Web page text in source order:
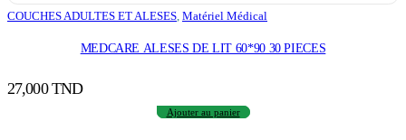
COUCHES ADULTES ET ALESES Matériel Médical
MEDCARE ALESES DE LIT 60*90 30 PIECES
27,000TND
Ajouter au panier